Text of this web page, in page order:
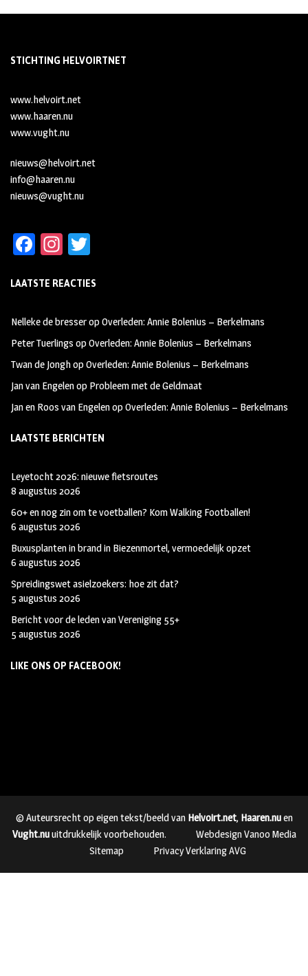
STICHTING HELVOIRTNET
www.helvoirt.net
www.haaren.nu
www.vught.nu
nieuws@helvoirt.net
info@haaren.nu
nieuws@vught.nu
Fa
b
oo
k
In
ag
m
tt
LAATSTE REACTIES
Nelleke de bresseropOverleden: Annie Bolenius – Berkelmans
Peter Tuerlings opOverleden: Annie Bolenius – Berkelmans
Twan de JonghopOverleden: Annie Bolenius – Berkelmans
Jan van Engelenop Probleem met de Geldmaat
Jan en Roos van EngelenopOverleden: Annie Bolenius – Berkelmans
LAATSTE BERICHTEN
Leyetocht 2026: nieuwe fietsroutes
8 augustus 2026
60+ en nog zin om te voetballen? Kom Walking Footballen!
6 augustus 2026
Buxusplanten in brand in Biezenmortel, vermoedelijk opzet
6 augustus 2026
Spreidingswet asielzoekers: hoe zit dat?
5 augustus 2026
Bericht voor de leden van Vereniging 55+
5 augustus 2026
LIKE ONS OP FACEBOOK!
© Auteursrecht op eigen tekst/beeld van Helvoirt.net, Haaren.nuen
Vught.nuuitdrukkelijk voorbehouden.
Webdesign Vanoo Media
Sitemap
Privacy Verklaring AVG